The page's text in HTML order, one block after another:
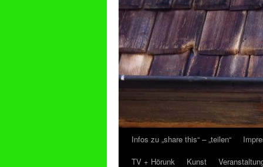
Zum
Inhalt
Infos zu „share this“ – „teilen“
TV + Hörunk
Kunst